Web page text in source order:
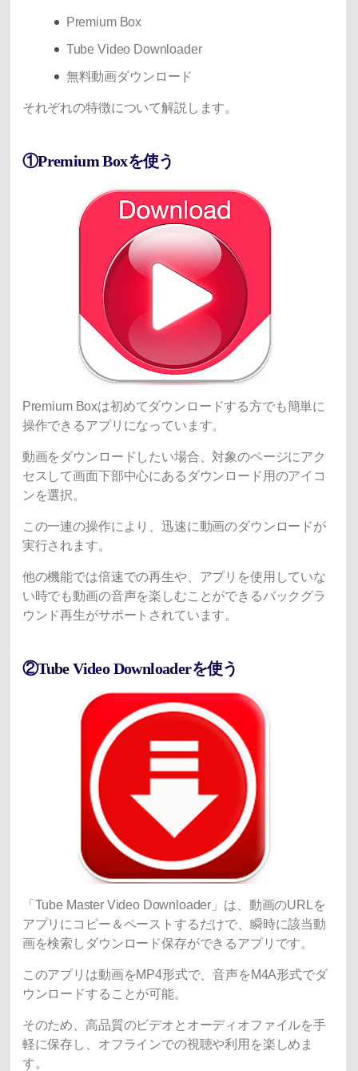
Premium Box
Tube Video Downloader
無料動画ダウンロード
それぞれの特徴について解説します。
①Premium Boxを使う
Premium Boxは初めてダウンロードする方でも簡単に
操作できるアプリになっています。
動画をダウンロードしたい場合、対象のページにアク
セスして画面下部中心にあるダウンロード用のアイコ
ンを選択。
この一連の操作により、迅速に動画のダウンロードが
実行されます。
他の機能では倍速での再生や、アプリを使用していな
い時でも動画の音声を楽しむことができるバックグラ
ウンド再生がサポートされています。
②Tube Video Downloaderを使う
「Tube Master Video Downloader」は、動画のURLを
アプリにコピー＆ペーストするだけで、瞬時に該当動
画を検索しダウンロード保存ができるアプリです。
このアプリは動画をMP4形式で、音声をM4A形式でダ
ウンロードすることが可能。
そのため、高品質のビデオとオーディオファイルを手
軽に保存し、オフラインでの視聴や利用を楽しめま
す。